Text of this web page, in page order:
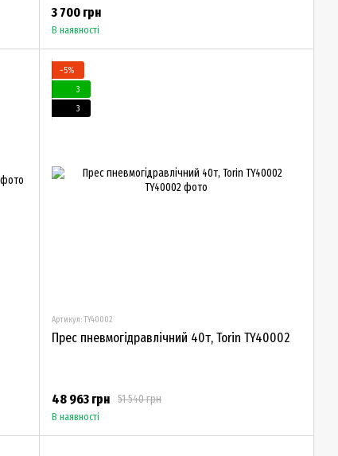
3 700 грн
В наявності
−5%
3
3
Артикул: TY40002
Прес пневмогідравлічний 40т, Torin TY40002
51 540 грн
48 963 грн
В наявності